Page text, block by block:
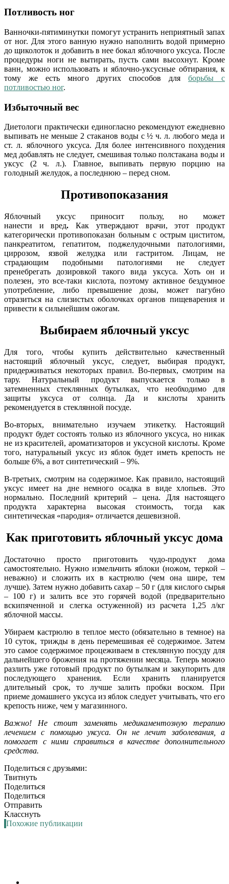
Потливость ног
Ванночки-пятиминутки помогут устранить неприятный запах
от ног. Для этого ванную нужно наполнить водой примерно
до щиколоток и добавить в нее бокал яблочного уксуса. После
процедуры ноги не вытирать, пусть сами высохнут. Кроме
ванн, можно использовать и яблочно-уксусные обтирания, к
тому же есть много других способов для борьбы с
потливостью ног.
Избыточный вес
Диетологи практически единогласно рекомендуют ежедневно
выпивать не меньше 2 стаканов воды с ½ ч. л. любого меда и
ст. л. яблочного уксуса. Для более интенсивного похудения
мед добавлять не следует, смешивая только полстакана воды и
уксус (2 ч. л.). Главное, выпивать первую порцию на
голодный желудок, а последнюю – перед сном.
Противопоказания
Яблочный уксус приносит пользу, но может
нанести и вред.Как утверждают врачи, этот продукт
категорически противопоказан больным с острым циститом,
панкреатитом, гепатитом, поджелудочными патологиями,
циррозом, язвой желудка или гастритом. Лицам, не
страдающим подобными патологиями не следует
пренебрегать дозировкой такого вида уксуса. Хоть он и
полезен, это все-таки кислота, поэтому активное бездумное
употребление, либо превышение дозы, может пагубно
отразиться на слизистых оболочках органов пищеварения и
привести к сильнейшим ожогам.
Выбираем яблочный уксус
Для того, чтобы купить действительно качественный
настоящий яблочный уксус, следует, выбирая продукт,
придерживаться некоторых правил. Во-первых, смотрим на
тару. Натуральный продукт выпускается только в
затемненных стеклянных бутылках, что необходимо для
защиты уксуса от солнца. Да и кислоты хранить
рекомендуется в стеклянной посуде.
Во-вторых, внимательно изучаем этикетку. Настоящий
продукт будет состоять только из яблочного уксуса, но никак
не из красителей, ароматизаторов и уксусной кислоты. Кроме
того, натуральный уксус из яблок будет иметь крепость не
больше 6%, а вот синтетический – 9%.
В-третьих, смотрим на содержимое. Как правило, настоящий
уксус имеет на дне немного осадка в виде хлопьев. Это
нормально. Последний критерий – цена. Для настоящего
продукта характерна высокая стоимость, тогда как
синтетическая «пародия» отличается дешевизной.
Как приготовить яблочный уксус дома
Достаточно просто приготовить чудо-продукт дома
самостоятельно. Нужно измельчить яблоки (ножом, теркой –
неважно) и сложить их в кастрюлю (чем она шире, тем
лучше). Затем нужно добавить сахар – 50 г (для кислого сырья
– 100 г) и залить все это горячей водой (предварительно
вскипяченной и слегка остуженной) из расчета 1,25 л/кг
яблочной массы.
Убираем кастрюлю в теплое место (обязательно в темное) на
10 суток, трижды в день перемешивая её содержимое. Затем
это самое содержимое процеживаем в стеклянную посуду для
дальнейшего брожения на протяжении месяца. Теперь можно
разлить уже готовый продукт по бутылкам и закупорить для
последующего хранения. Если хранить планируется
длительный срок, то лучше залить пробки воском. При
приеме домашнего уксуса из яблок следует учитывать, что его
крепость ниже, чем у магазинного.
Важно! Не стоит заменять медикаментозную терапию
лечением с помощью уксуса. Он не лечит заболевания, а
помогает с ними справиться в качестве дополнительного
средства.
Поделиться с друзьями:
Твитнуть
Поделиться
Поделиться
Отправить
Класснуть
Похожие публикации